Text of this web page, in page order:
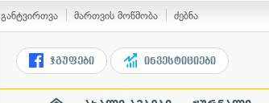
განტვირთვა მართვის მოწმობა ძებნა
ჯგუფები ინვესტიციები